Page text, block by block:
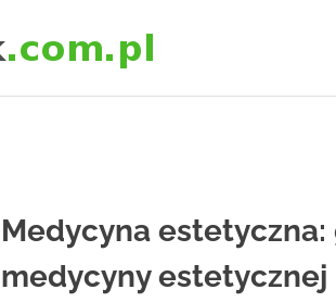
Medycyna
medycyny estetycznej